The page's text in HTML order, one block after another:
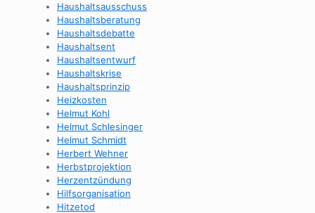
Haushaltsausschuss
Haushaltsberatung
Haushaltsdebatte
Haushaltsent
Haushaltsentwurf
Haushaltskrise
Haushaltsprinzip
Heizkosten
Helmut Kohl
Helmut Schlesinger
Helmut Schmidt
Herbert Wehner
Herbstprojektion
Herzentzündung
Hilfsorganisation
Hitzetod